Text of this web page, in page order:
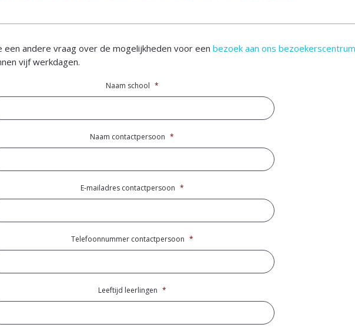
andere vraag over de mogelijkheden voor een bezoek aan ons bezoekerscentrum
vijf werkdagen.
Naam school *
Naam contactpersoon *
E-mailadres contactpersoon *
Telefoonnummer contactpersoon *
Leeftijd leerlingen *